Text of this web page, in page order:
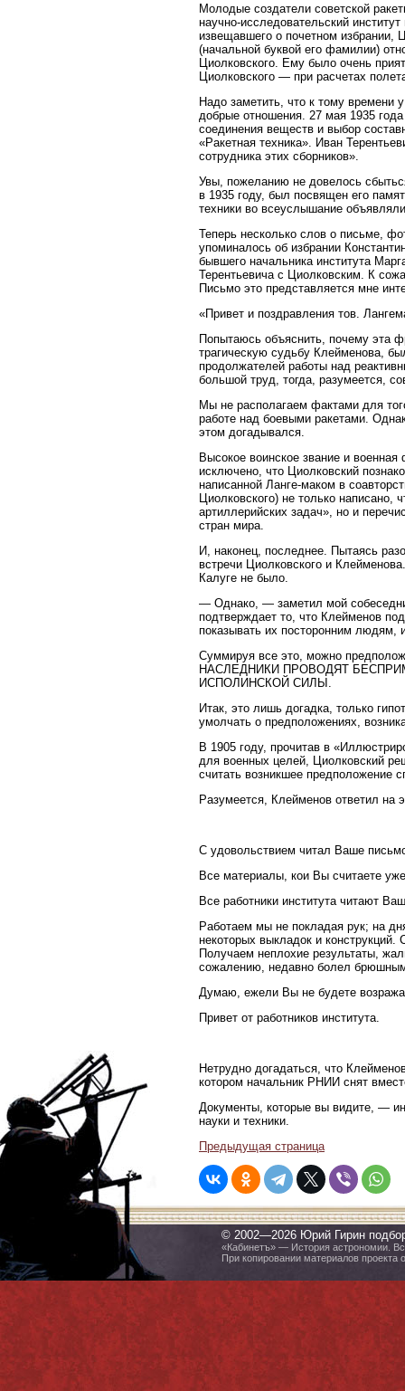
Молодые создатели советской
научно-исследовательский
извещавшего о почетном избрании,
(начальной буквой его фамилии)
Циолковского. Ему было очень
Циолковского — при расчетах
Надо заметить, что к тому времени
добрые отношения. 27 мая 1935
соединения веществ и выбор
«Ракетная техника». Иван
сотрудника этих сборников».
Увы, пожеланию не довелось
в 1935 году, был посвящен его
техники во всеуслышание
Теперь несколько слов о письме,
упоминалось об избрании
бывшего начальника института
Терентьевича с Циолковским. К
Письмо это представляется мне
«Привет и поздравления тов.
Попытаюсь объяснить, почему эта
трагическую судьбу Клейменова,
продолжателей работы над
большой труд, тогда, разумеется,
Мы не располагаем фактами для
работе над боевыми ракетами.
этом догадывался.
Высокое воинское звание и
исключено, что Циолковский
написанной Ланге-маком в
Циолковского) не только
артиллерийских задач», но и
стран мира.
И, наконец, последнее. Пытаясь
встречи Циолковского и
Калуге не было.
— Однако, — заметил мой
подтверждает то, что Клейменов
показывать их посторонним людям,
Суммируя все это, можно
НАСЛЕДНИКИ ПРОВОДЯТ
ИСПОЛИНСКОЙ СИЛЫ.
Итак, это лишь догадка, только
умолчать о предположениях,
В 1905 году, прочитав в
для военных целей, Циолковский
считать возникшее предположение
Разумеется, Клейменов ответил на
С удовольствием читал Ваше
Все материалы, кои Вы считаете
Все работники института читают
Работаем мы не покладая рук; на
некоторых выкладок и
Получаем неплохие результаты,
сожалению, недавно болел
Думаю, ежели Вы не будете
Привет от работников института.
Нетрудно догадаться, что
котором начальник РНИИ снят
Документы, которые вы видите, —
науки и техники.
Предыдущая страница
© 2002—2026 Юрий Гирин
«Кабинетъ» — История астрономии.
При копировании материалов проекта